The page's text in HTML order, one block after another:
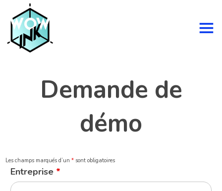
Demande de
démo
Les champs marqués d’un* sont obligatoires
Entreprise *